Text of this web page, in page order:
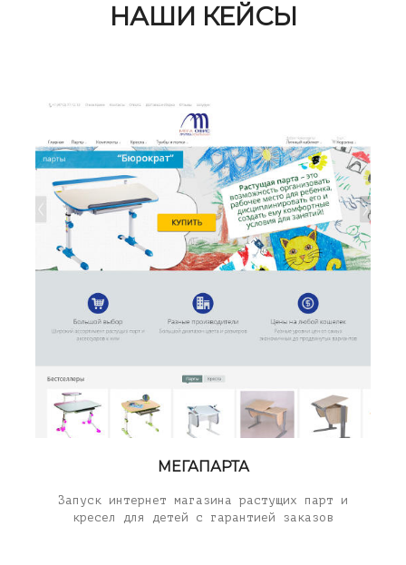
НАШИ КЕЙСЫ
МЕГАПАРТА
Запуск интернет магазина растущих парт и
кресел для детей с гарантией заказов